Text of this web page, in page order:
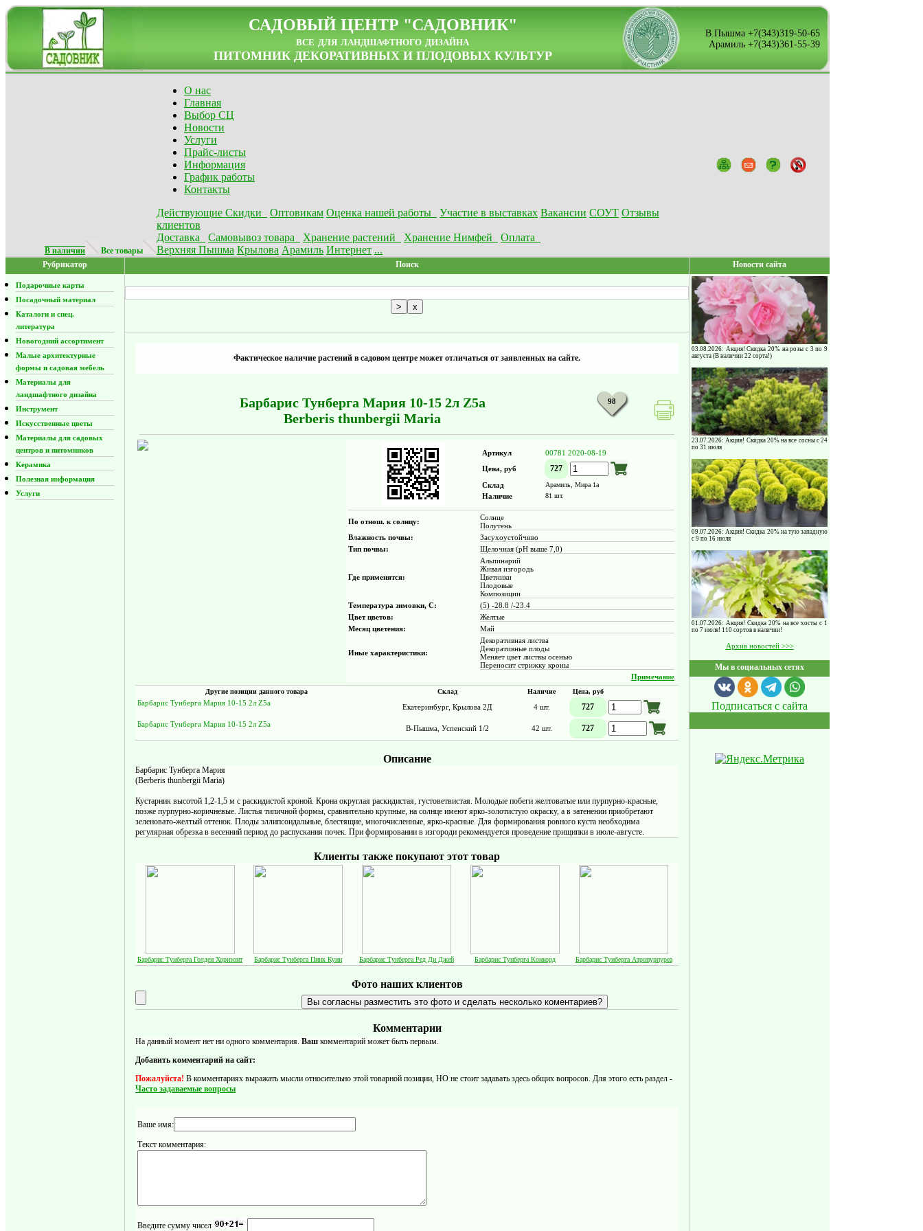
САДОВЫЙ ЦЕНТР "САДОВНИК"
все для ландшафтного дизайна
ПИТОМНИК ДЕКОРАТИВНЫХ И ПЛОДОВЫХ КУЛЬТУР
В.Пышма +7(343)319-50-65
Арамиль +7(343)361-55-39
В наличии Все товары
О нас
Главная
Выбор СЦ
Новости
Услуги
Прайс-листы
Информация
График работы
Контакты
Действующие Скидки
Оптовикам Оценка нашей работы Участие в выставках Вакансии СОУТ Отзывы
клиентов
Доставка
Самовывоз товара Хранение растений Хранение Нимфей
Оплата
Верхняя Пышма Крылова Арамиль Интернет ...
Рубрикатор
Подарочные карты
Посадочный материал
Каталоги и спец.
литература
Новогодний ассортимент
Малые архитектурные
формы и садовая мебель
Материалы для
ландшафтного дизайна
Инструмент
Искусственные цветы
Материалы для садовых
центров и питомников
Керамика
Полезная информация
Услуги
Поиск Новости сайта
03.08.2026: Акция! Скидка 20% на розы с 3 по 9
августа (В наличии 22 сорта!)
23.07.2026: Акция! Скидка 20% на все сосны с 24
по 31 июля
09.07.2026: Акция! Скидка 20% на тую западную
с 9 по 16 июля
01.07.2026: Акция! Скидка 20% на все хосты с 1
по 7 июля! 110 сортов в наличии!
Архив новостей >>>
Мы в социальных сетях
Подписаться с сайта
Фактическое наличие растений в садовом центре может отличаться от заявленных на сайте.
Барбарис Тунберга Мария 10-15 2л Z5a
Berberis thunbergii Maria
98
Артикул
00781 2020-08-19
Цена, руб
727
Склад Арамиль, Мира 1а
Наличие 81 шт.
По отнош. к солнцу:
Солнце
Полутень
Влажность почвы:
Засухоустойчиво
Тип почвы:
Щелочная (pH выше 7,0)
Где применятся:
Альпинарий
Живая изгородь
Цветники
Плодовые
Композиции
Температура зимовки, С:
(5) -28.8 /-23.4
Цвет цветов:
Желтые
Месяц цветения:
Май
Иные характеристики:
Декоративная листва
Декоративные плоды
Меняет цвет листвы осенью
Переносит стрижку кроны
Примечание
Другие позиции данного товара Склад Наличие Цена, руб
Барбарис Тунберга Мария 10-15 2л Z5a Екатеринбург, Крылова 2Д 4 шт. 727
Барбарис Тунберга Мария 10-15 2л Z5a В-Пышма, Успенский 1/2 42 шт. 727
Описание
Барбарис Тунберга Мария
(Berberis thunbergii Maria)
Кустарник высотой 1,2-1,5 м с раскидистой кроной. Крона округлая раскидистая, густоветвистая. Молодые побеги желтоватые или пурпурно-красные,
позже пурпурно-коричневые. Листья типичной формы, сравнительно крупные, на солнце имеют ярко-золотистую окраску, а в затенении приобретают
зеленовато-желтый оттенок. Плоды эллипсоидальные, блестящие, многочисленные, ярко-красные. Для формирования ровного куста необходима
регулярная обрезка в весенний период до распускания почек. При формировании в изгороди рекомендуется проведение прищипки в июле-августе.
Клиенты также покупают этот товар
Барбарис Тунберга Голден Хоризонт Барбарис Тунберга Пинк Куин Барбарис Тунберга Ред Ди Джей Барбарис Тунберга Конкорд Барбарис Тунберга Атропурпуреа
Фото наших клиентов
Комментарии
На данный момент нет ни одного комментария. Ваш комментарий может быть первым.
Добавить комментарий на сайт:
Пожалуйста! В комментариях выражать мысли относительно этой товарной позиции, НО не стоит задавать здесь общих вопросов. Для этого есть раздел -
Часто задаваемые вопросы
Ваше имя:
Текст комментария:
Введите сумму чисел